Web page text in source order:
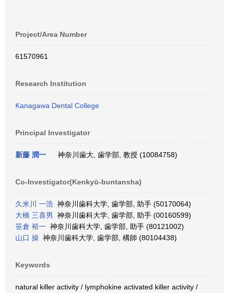
Project/Area Number
61570961
Research Institution
Kanagawa Dental College
Principal Investigator
新藤 潤一 神奈川歯大, 歯学部, 教授 (10084758)
Co-Investigator(Kenkyū-buntansha)
久米川 一浩 神奈川歯科大学, 歯学部, 助手 (50170064)
大橋 三喜男
神奈川歯科大学, 歯学部, 助手 (00160599)
笹倉 裕一 神奈川歯科大学, 歯学部, 助手 (80121002)
山口 操 神奈川歯科大学, 歯学部, 構師 (80104438)
Keywords
natural killer activity / lymphokine activated killer activity /